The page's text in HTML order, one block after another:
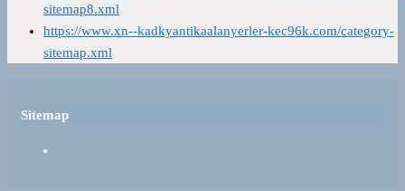
sitemap8.xml
https://www.xn--kadkyantikaalanyerler-kec96k.com/category-
sitemap.xml
Sitemap